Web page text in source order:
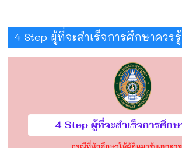
4 Step ผู้ที่จะสำเร็จการศึกษาควรรู้